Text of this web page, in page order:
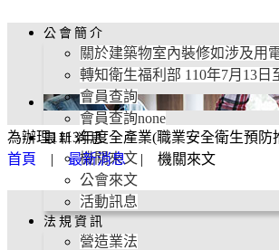
公會簡介
關於建築物室內裝修如涉及用
轉知衛生福利部 110年7月13
會員查詢
會員查詢none
最新消息
機關來文
公會來文
活動訊息
法規資訊
營造業法
為辦理1113年度全產業(職業安全衛生預
首頁
|最新消息| 機關來文